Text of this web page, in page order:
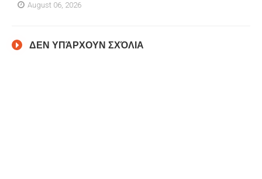
August 06, 2026
ΔΕΝ ΥΠΆΡΧΟΥΝ ΣΧΌΛΙΑ